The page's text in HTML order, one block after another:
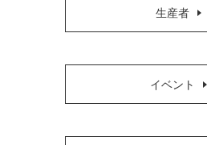
生産者
イベント